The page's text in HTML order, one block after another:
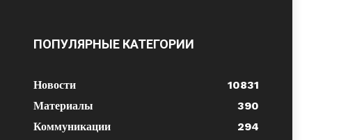
ПОПУЛЯРНЫЕ КАТЕГОРИИ
Новости
10831
Материалы
390
Коммуникации
294